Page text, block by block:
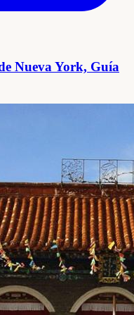
Nueva York, Guía